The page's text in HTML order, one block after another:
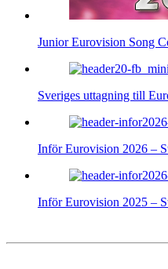
Junior Eurovision Song
Sveriges uttagning till
Inför Eurovision 2026 –
Inför Eurovision 2025 –